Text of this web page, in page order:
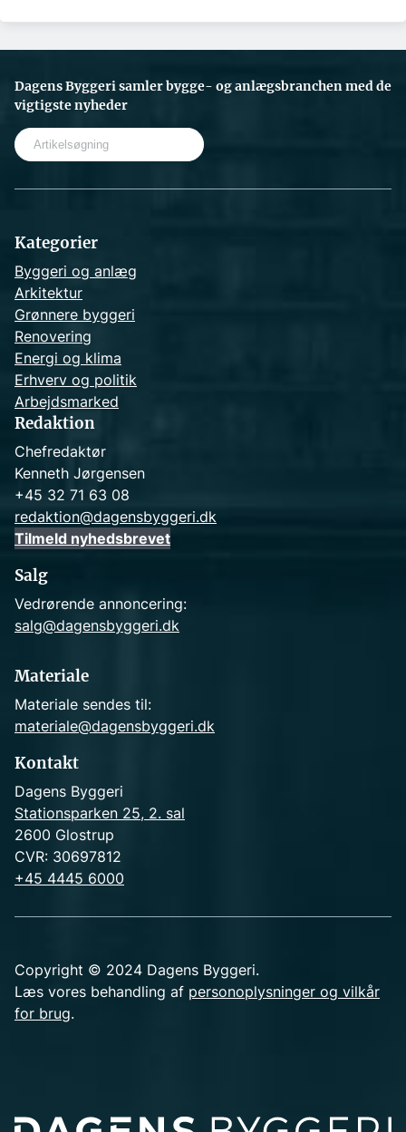
Dagens Byggeri samler bygge- og anlægsbranchen med de
vigtigste nyheder
Kategorier
Byggeri og anlæg
Arkitektur
Grønnere byggeri
Renovering
Energi og klima
Erhverv og politik
Arbejdsmarked
Redaktion
Chefredaktør
Kenneth Jørgensen
+45 32 71 63 08
redaktion@dagensbyggeri.dk
Tilmeld nyhedsbrevet
Salg
Vedrørende annoncering:
salg@dagensbyggeri.dk
Materiale
Materiale sendes til:
materiale@dagensbyggeri.dk
Kontakt
Dagens Byggeri
Stationsparken 25, 2. sal
2600 Glostrup
CVR: 30697812
+45 4445 6000
Copyright © 2024 Dagens Byggeri.
Læs vores behandling af personoplysninger og vilkår
for brug.